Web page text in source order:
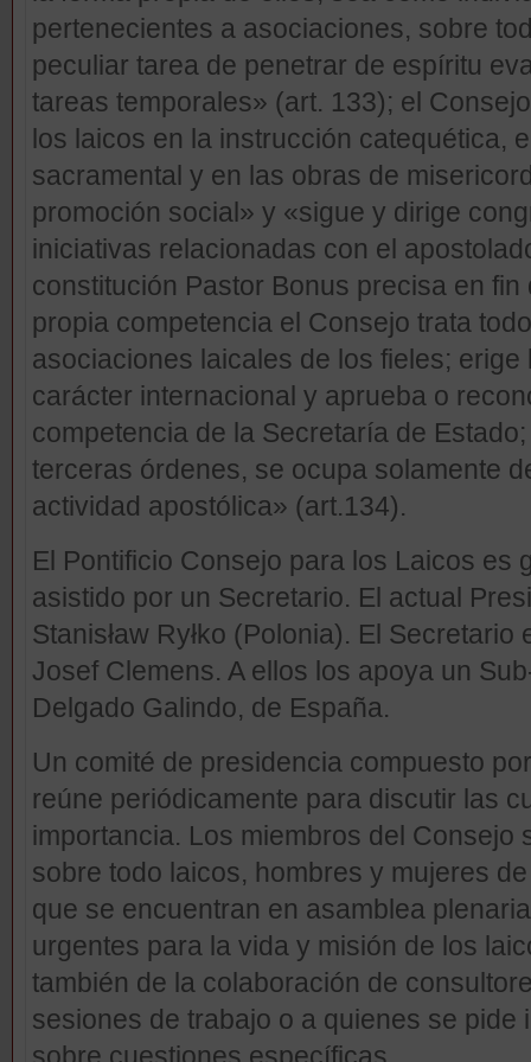
pertenecientes a asociaciones, sobre
peculiar tarea de penetrar de espíritu
tareas temporales» (art. 133); el
los laicos en la instrucción catequética,
sacramental y en las obras de
promoción social» y «sigue y dirige
iniciativas relacionadas con el
constitución Pastor Bonus precisa en
propia competencia el Consejo trata
asociaciones laicales de los fieles;
carácter internacional y aprueba o
competencia de la Secretaría de
terceras órdenes, se ocupa solamente
actividad apostólica» (art.134).
El Pontificio Consejo para los Laicos es
asistido por un Secretario. El actual
Stanisław Ryłko (Polonia). El
Josef Clemens. A ellos los apoya un
Delgado Galindo, de España.
Un comité de presidencia compuesto
reúne periódicamente para discutir las
importancia. Los miembros del Consejo
sobre todo laicos, hombres y mujeres
que se encuentran en asamblea
urgentes para la vida y misión de los
también de la colaboración de
sesiones de trabajo o a quienes se pide